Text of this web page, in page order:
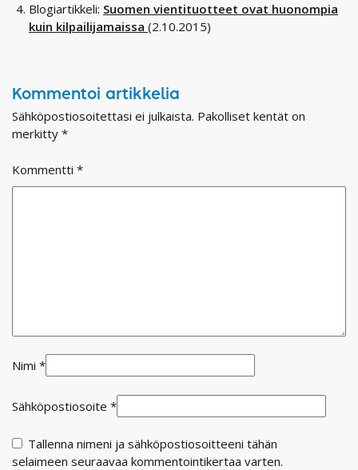
Blogiartikkeli: Suomen vientituotteet ovat huonompia
kuin kilpailijamaissa (2.10.2015)
Kommentoi artikkelia
Sähköpostiosoitettasi ei julkaista. Pakolliset kentät on
merkitty *
Kommentti *
Nimi *
Sähköpostiosoite *
Tallenna nimeni ja sähköpostiosoitteeni tähän
selaimeen seuraavaa kommentointikertaa varten.